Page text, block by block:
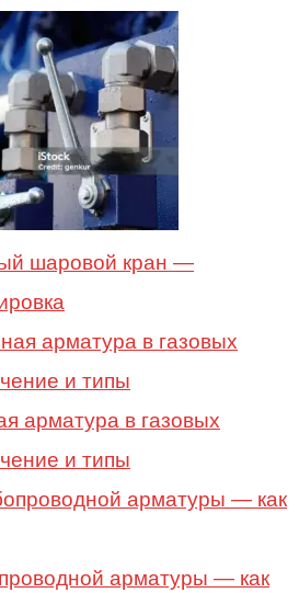
шаровой кран —
арматура в газовых
и типы
арматуры — как